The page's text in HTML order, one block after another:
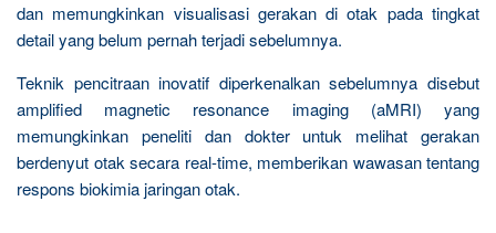
dan memungkinkan visualisasi gerakan di otak pada tingkat
detail yang belum pernah terjadi sebelumnya.
Teknik pencitraan inovatif diperkenalkan sebelumnya disebut
amplified magnetic resonance imaging (aMRI) yang
memungkinkan peneliti dan dokter untuk melihat gerakan
berdenyut otak secara real-time, memberikan wawasan tentang
respons biokimia jaringan otak.